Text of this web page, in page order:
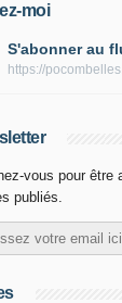
moi
S'abonner au
https://
vous pour être
publiés.